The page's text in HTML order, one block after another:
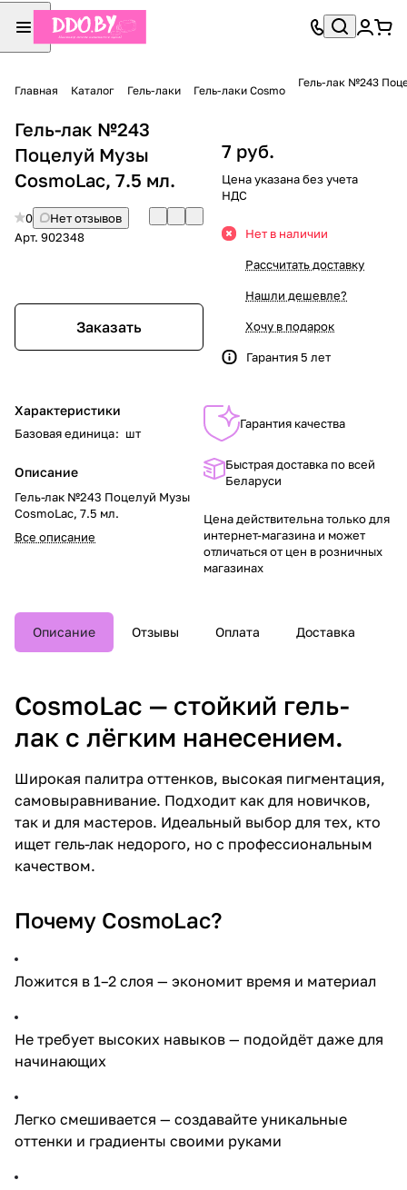
Главная Каталог Гель-лаки Гель-лаки Cosmo
Гель-лак №243
Гель-лак №243
Поцелуй Музы
CosmoLac, 7.5 мл.
0
Нет отзывов
Арт. 902348
Заказать
Характеристики
Базовая единица: шт
Описание
Гель-лак №243 Поцелуй Музы
CosmoLac, 7.5 мл.
Все описание
7 руб.
Цена указана без учета
НДС
Нет в наличии
Рассчитать доставку
Нашли дешевле?
Хочу в подарок
Гарантия 5 лет
Гарантия качества
Быстрая доставка по всей
Беларуси
Цена действительна только для
интернет-магазина и может
отличаться от цен в розничных
магазинах
Описание Отзывы Оплата Доставка
CosmoLac — стойкий гель-
лак с лёгким нанесением.
Широкая палитра оттенков, высокая пигментация,
самовыравнивание. Подходит как для новичков,
так и для мастеров. Идеальный выбор для тех, кто
ищет гель-лак недорого, но с профессиональным
качеством.
Почему CosmoLac?
Ложится в 1–2 слоя — экономит время и материал
Не требует высоких навыков — подойдёт даже для
начинающих
Легко смешивается — создавайте уникальные
оттенки и градиенты своими руками